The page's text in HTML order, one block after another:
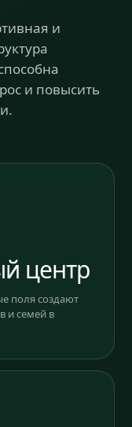
и
и повысить
центр
поля создают
и семей в